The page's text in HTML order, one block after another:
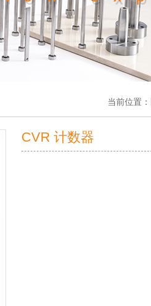
当前位置：
CVR 计数器